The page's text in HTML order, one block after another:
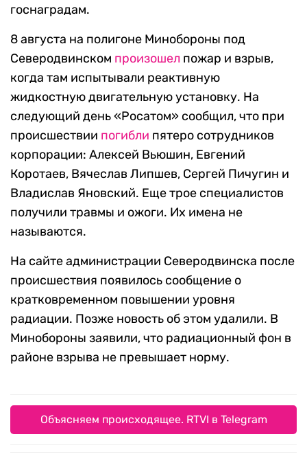
госнаградам.
8 августа на полигоне Минобороны под
Северодвинском произошел пожар и взрыв,
когда там испытывали реактивную
жидкостную двигательную установку. На
следующий день «Росатом» сообщил, что при
происшествии погибли пятеро сотрудников
корпорации: Алексей Вьюшин, Евгений
Коротаев, Вячеслав Липшев, Сергей Пичугин и
Владислав Яновский. Еще трое специалистов
получили травмы и ожоги. Их имена не
называются.
На сайте администрации Северодвинска после
происшествия появилось сообщение о
кратковременном повышении уровня
радиации. Позже новость об этом удалили. В
Минобороны заявили, что радиационный фон в
районе взрыва не превышает норму.
Объясняем происходящее. RTVI в Telegram